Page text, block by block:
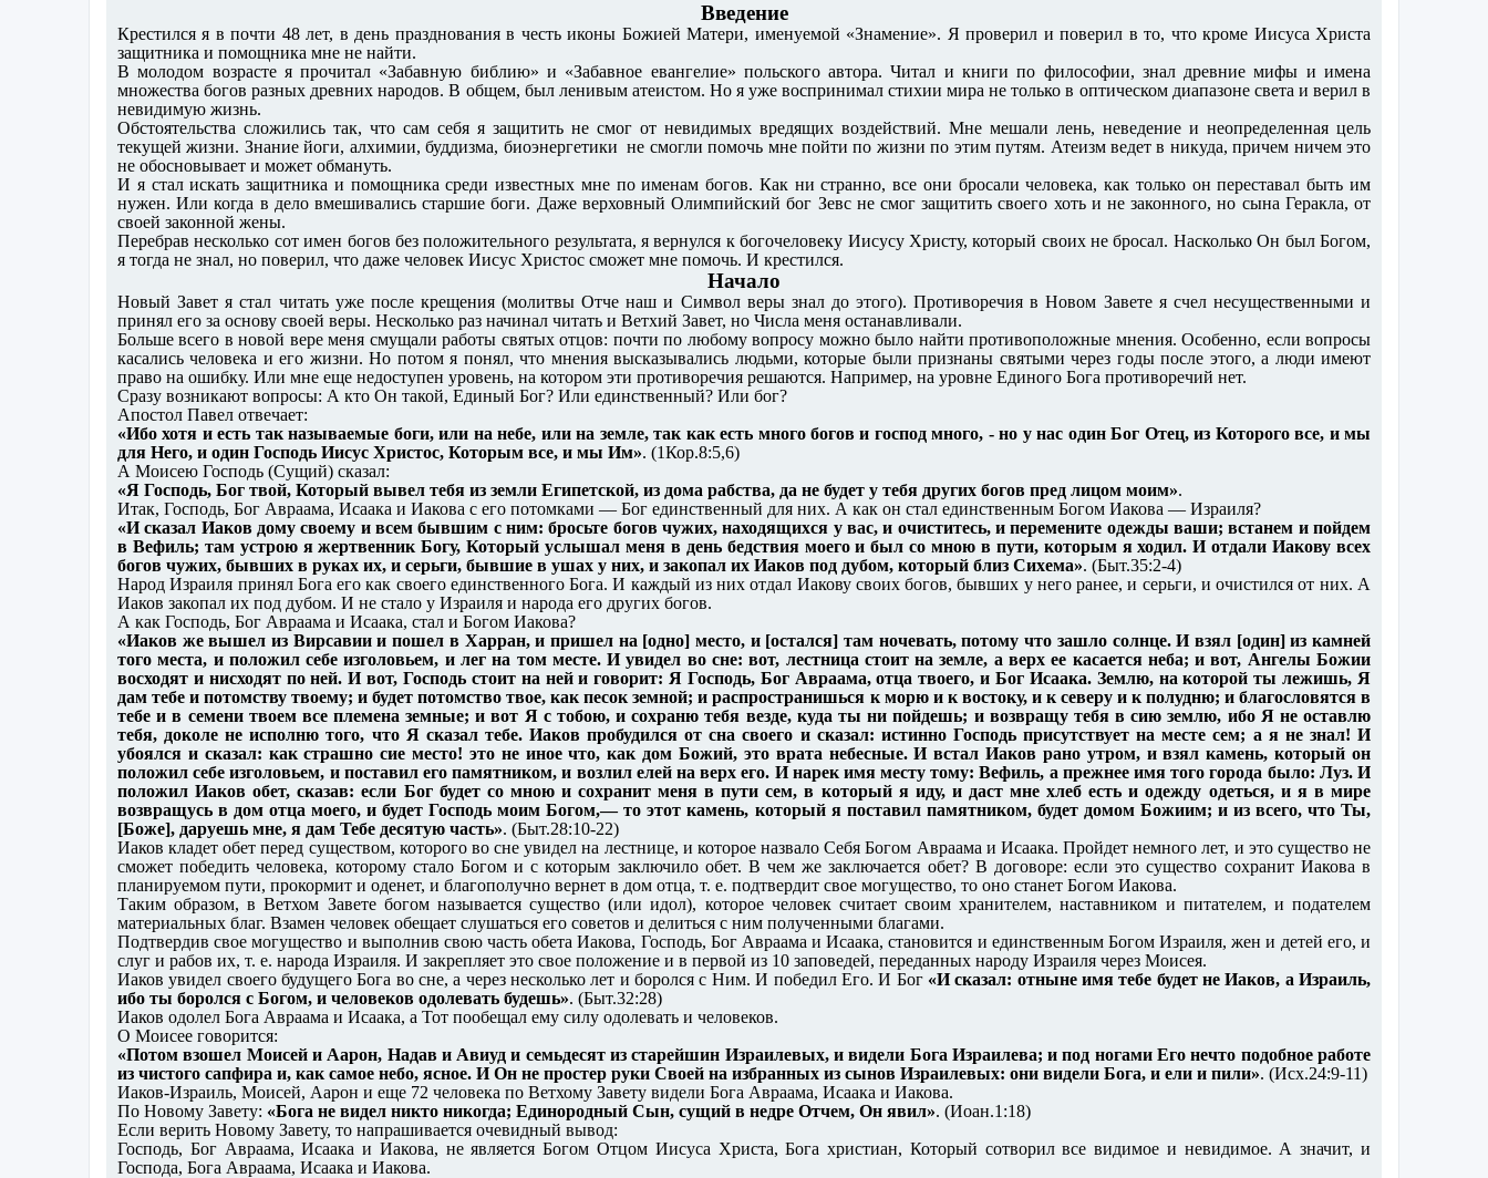
Введение
Крестился я в почти 48 лет, в день празднования в честь иконы Божией Матери, именуемой «Знамение». Я проверил и поверил в то, что кроме Иисуса Христа
защитника и помощника мне не найти.
В молодом возрасте я прочитал «Забавную библию» и «Забавное евангелие» польского автора. Читал и книги по философии, знал древние мифы и имена
множества богов разных древних народов. В общем, был ленивым атеистом. Но я уже воспринимал стихии мира не только в оптическом диапазоне света и верил в
невидимую жизнь.
Обстоятельства сложились так, что сам себя я защитить не смог от невидимых вредящих воздействий. Мне мешали лень, неведение и неопределенная цель
текущей жизни. Знание йоги, алхимии, буддизма, биоэнергетики не смогли помочь мне пойти по жизни по этим путям. Атеизм ведет в никуда, причем ничем это
не обосновывает и может обмануть.
И я стал искать защитника и помощника среди известных мне по именам богов. Как ни странно, все они бросали человека, как только он переставал быть им
нужен. Или когда в дело вмешивались старшие боги. Даже верховный Олимпийский бог Зевс не смог защитить своего хоть и не законного, но сына Геракла, от
своей законной жены.
Перебрав несколько сот имен богов без положительного результата, я вернулся к богочеловеку Иисусу Христу, который своих не бросал. Насколько Он был Богом,
я тогда не знал, но поверил, что даже человек Иисус Христос сможет мне помочь. И крестился.
Начало
Новый Завет я стал читать уже после крещения (молитвы Отче наш и Символ веры знал до этого). Противоречия в Новом Завете я счел несущественными и
принял его за основу своей веры. Несколько раз начинал читать и Ветхий Завет, но Числа меня останавливали.
Больше всего в новой вере меня смущали работы святых отцов: почти по любому вопросу можно было найти противоположные мнения. Особенно, если вопросы
касались человека и его жизни. Но потом я понял, что мнения высказывались людьми, которые были признаны святыми через годы после этого, а люди имеют
право на ошибку. Или мне еще недоступен уровень, на котором эти противоречия решаются. Например, на уровне Единого Бога противоречий нет.
Сразу возникают вопросы: А кто Он такой, Единый Бог? Или единственный? Или бог?
Апостол Павел отвечает:
«Ибо хотя и есть так называемые боги, или на небе, или на земле, так как есть много богов и господ много, - но у нас один Бог Отец, из Которого все, и мы
для Него, и один Господь Иисус Христос, Которым все, и мы Им». (1Кор.8:5,6)
А Моисею Господь (Сущий) сказал:
«Я Господь, Бог твой, Который вывел тебя из земли Египетской, из дома рабства, да не будет у тебя других богов пред лицом моим».
Итак, Господь, Бог Авраама, Исаака и Иакова с его потомками — Бог единственный для них. А как он стал единственным Богом Иакова — Израиля?
«И сказал Иаков дому своему и всем бывшим с ним: бросьте богов чужих, находящихся у вас, и очиститесь, и перемените одежды ваши; встанем и пойдем
в Вефиль; там устрою я жертвенник Богу, Который услышал меня в день бедствия моего и был со мною в пути, которым я ходил. И отдали Иакову всех
богов чужих, бывших в руках их, и серьги, бывшие в ушах у них, и закопал их Иаков под дубом, который близ Сихема». (Быт.35:2-4)
Народ Израиля принял Бога его как своего единственного Бога. И каждый из них отдал Иакову своих богов, бывших у него ранее, и серьги, и очистился от них. А
Иаков закопал их под дубом. И не стало у Израиля и народа его других богов.
А как Господь, Бог Авраама и Исаака, стал и Богом Иакова?
«Иаков же вышел из Вирсавии и пошел в Харран, и пришел на [одно] место, и [остался] там ночевать, потому что зашло солнце. И взял [один] из камней
того места, и положил себе изголовьем, и лег на том месте. И увидел во сне: вот, лестница стоит на земле, а верх ее касается неба; и вот, Ангелы Божии
восходят и нисходят по ней. И вот, Господь стоит на ней и говорит: Я Господь, Бог Авраама, отца твоего, и Бог Исаака. Землю, на которой ты лежишь, Я
дам тебе и потомству твоему; и будет потомство твое, как песок земной; и распространишься к морю и к востоку, и к северу и к полудню; и благословятся в
тебе и в семени твоем все племена земные; и вот Я с тобою, и сохраню тебя везде, куда ты ни пойдешь; и возвращу тебя в сию землю, ибо Я не оставлю
тебя, доколе не исполню того, что Я сказал тебе. Иаков пробудился от сна своего и сказал: истинно Господь присутствует на месте сем; а я не знал! И
убоялся и сказал: как страшно сие место! это не иное что, как дом Божий, это врата небесные. И встал Иаков рано утром, и взял камень, который он
положил себе изголовьем, и поставил его памятником, и возлил елей на верх его. И нарек имя месту тому: Вефиль, а прежнее имя того города было: Луз. И
положил Иаков обет, сказав: если Бог будет со мною и сохранит меня в пути сем, в который я иду, и даст мне хлеб есть и одежду одеться, и я в мире
возвращусь в дом отца моего, и будет Господь моим Богом,— то этот камень, который я поставил памятником, будет домом Божиим; и из всего, что Ты,
[Боже], даруешь мне, я дам Тебе десятую часть». (Быт.28:10-22)
Иаков кладет обет перед существом, которого во сне увидел на лестнице, и которое назвало Себя Богом Авраама и Исаака. Пройдет немного лет, и это существо не
сможет победить человека, которому стало Богом и с которым заключило обет. В чем же заключается обет? В договоре: если это существо сохранит Иакова в
планируемом пути, прокормит и оденет, и благополучно вернет в дом отца, т. е. подтвердит свое могущество, то оно станет Богом Иакова.
Таким образом, в Ветхом Завете богом называется существо (или идол), которое человек считает своим хранителем, наставником и питателем, и подателем
материальных благ. Взамен человек обещает слушаться его советов и делиться с ним полученными благами.
Подтвердив свое могущество и выполнив свою часть обета Иакова, Господь, Бог Авраама и Исаака, становится и единственным Богом Израиля, жен и детей его, и
слуг и рабов их, т. е. народа Израиля. И закрепляет это свое положение и в первой из 10 заповедей, переданных народу Израиля через Моисея.
Иаков увидел своего будущего Бога во сне, а через несколько лет и боролся с Ним. И победил Его. И Бог «И сказал: отныне имя тебе будет не Иаков, а Израиль,
ибо ты боролся с Богом, и человеков одолевать будешь». (Быт.32:28)
Иаков одолел Бога Авраама и Исаака, а Тот пообещал ему силу одолевать и человеков.
О Моисее говорится:
«Потом взошел Моисей и Аарон, Надав и Авиуд и семьдесят из старейшин Израилевых, и видели Бога Израилева; и под ногами Его нечто подобное работе
из чистого сапфира и, как самое небо, ясное. И Он не простер руки Своей на избранных из сынов Израилевых: они видели Бога, и ели и пили». (Исх.24:9-11)
Иаков-Израиль, Моисей, Аарон и еще 72 человека по Ветхому Завету видели Бога Авраама, Исаака и Иакова.
По Новому Завету: «Бога не видел никто никогда; Единородный Сын, сущий в недре Отчем, Он явил». (Иоан.1:18)
Если верить Новому Завету, то напрашивается очевидный вывод:
Господь, Бог Авраама, Исаака и Иакова, не является Богом Отцом Иисуса Христа, Бога христиан, Который сотворил все видимое и невидимое. А значит, и
Господа, Бога Авраама, Исаака и Иакова.